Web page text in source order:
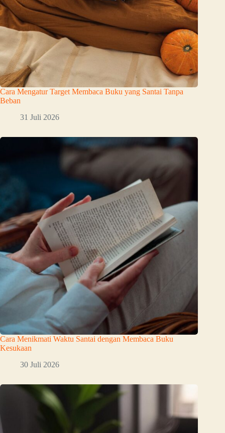
Cara Mengatur Target Membaca Buku yang Santai Tanpa
Beban
31 Juli 2026
Cara Menikmati Waktu Santai dengan Membaca Buku
Kesukaan
30 Juli 2026